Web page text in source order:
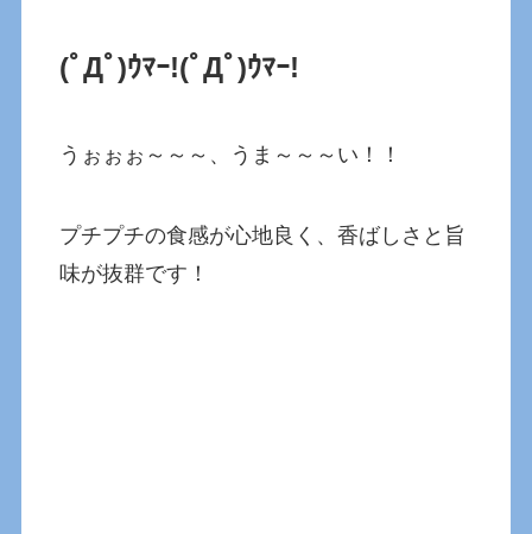
(ﾟДﾟ)ｳﾏｰ!(ﾟДﾟ)ｳﾏｰ!
うぉぉぉ～～～、うま～～～い！！
プチプチの食感が心地良く、香ばしさと旨
味が抜群です！